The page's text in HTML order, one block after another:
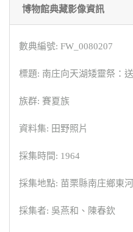
博物館典藏影像資訊
數典編號: FW_0080207
標題: 南庄向天湖矮靈祭：
族群: 賽夏族
資料集: 田野照片
採集時間: 1964
採集地點: 苗栗縣南庄鄉東
採集者: 吳燕和、陳春欽